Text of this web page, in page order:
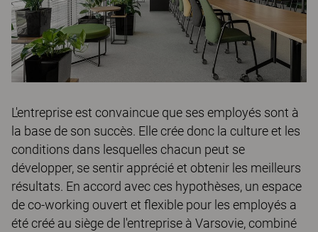
L'entreprise est convaincue que ses employés sont à
la base de son succès. Elle crée donc la culture et les
conditions dans lesquelles chacun peut se
développer, se sentir apprécié et obtenir les meilleurs
résultats. En accord avec ces hypothèses, un espace
de co-working ouvert et flexible pour les employés a
été créé au siège de l'entreprise à Varsovie, combiné